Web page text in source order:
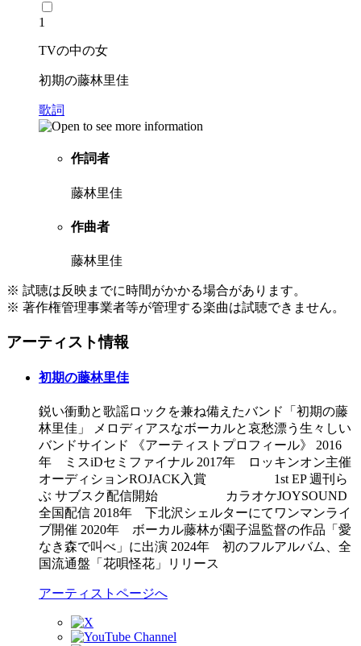
1
TVの中の女
初期の藤林里佳
歌詞
作詞者
藤林里佳
作曲者
藤林里佳
※ 試聴は反映までに時間がかかる場合があります。
※ 著作権管理事業者等が管理する楽曲は試聴できません。
アーティスト情報
初期の藤林里佳
鋭い衝動と歌謡ロックを兼ね備えたバンド「初期の藤
林里佳」 メロディアスなボーカルと哀愁漂う生々しい
バンドサインド 《アーティストプロフィール》 2016
年 ミスiDセミファイナル 2017年 ロッキンオン主催
オーディションROJACK入賞 1st EP 週刊ら
ぶ サブスク配信開始 カラオケJOYSOUND
全国配信 2018年 下北沢シェルターにてワンマンライ
ブ開催 2020年 ボーカル藤林が園子温監督の作品「愛
なき森で叫べ」に出演 2024年 初のフルアルバム、全
国流通盤「花唄怪花」リリース
アーティストページへ